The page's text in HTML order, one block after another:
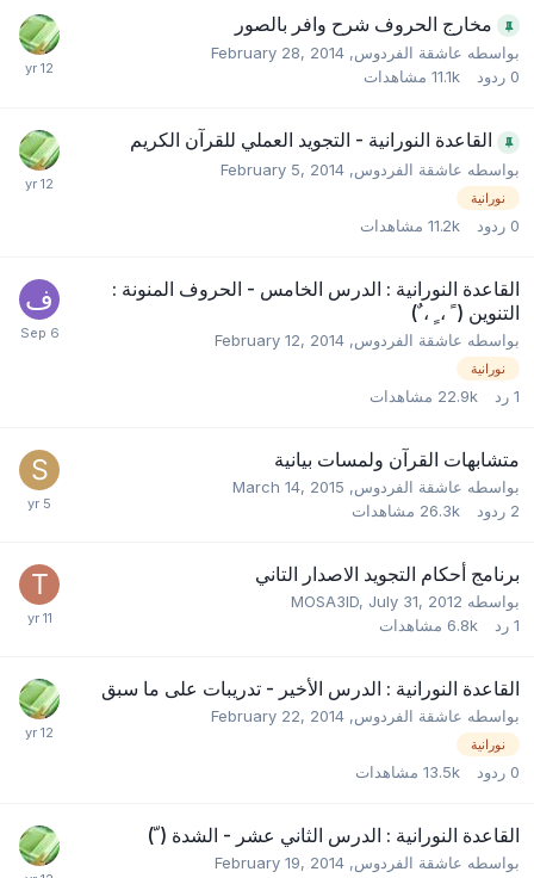
مخارج الحروف شرح وافر بالصور
بواسطه عاشقة الفردوس,
February 28, 2014
0 ردود 11.1k مشاهدات
القاعدة النورانية - التجويد العملي للقرآن الكريم
بواسطه عاشقة الفردوس,
February 5, 2014
نورانية
0 ردود 11.2k مشاهدات
القاعدة النورانية : الدرس الخامس - الحروف المنونة :
التنوين ( ً ، ٍ ، ٌ)
بواسطه عاشقة الفردوس,
February 12, 2014
نورانية
رد 22.9k مشاهدات
متشابهات القرآن ولمسات بيانية
بواسطه عاشقة الفردوس,
March 14, 2015
2 ردود 26.3k مشاهدات
برنامج أحكام التجويد الاصدار التاني
بواسطه MOSA3ID ,July 31, 2012
رد 6.8k مشاهدات
القاعدة النورانية : الدرس الأخير - تدريبات على ما سبق
بواسطه عاشقة الفردوس,
February 22, 2014
نورانية
0 ردود 13.5k مشاهدات
القاعدة النورانية : الدرس الثاني عشر - الشدة ( ّ)
بواسطه عاشقة الفردوس,
February 19, 2014